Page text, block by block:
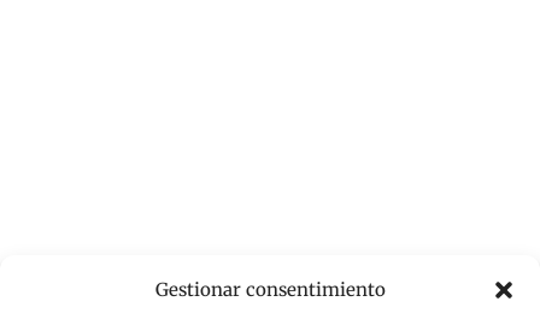
Gestionar consentimiento